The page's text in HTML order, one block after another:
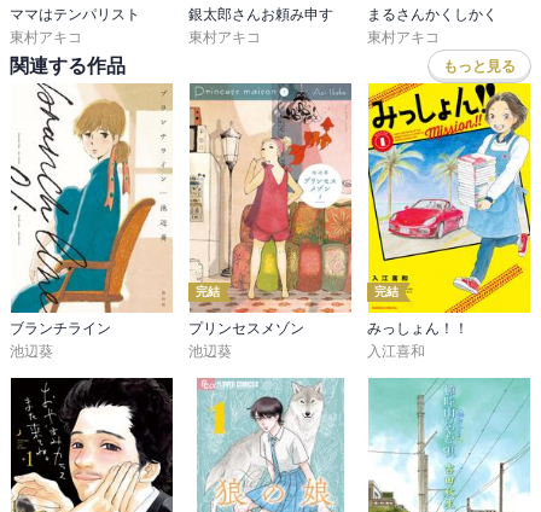
つか、
それで止めに行っちゃうのか早坂さんと倫子の仲を！
って、
８巻に続く。
リアルチックだったマンガが、
突然、
少女マンガに変わった瞬間がこの７巻です！
これでＫＥＹと倫子が結ばれるようになったらこのマンガも評価を
落とす。
リアルって、
こんなに劇的なストーリー在り得ない。
陳腐です！
おもしろかったタラレバが黄昏流星群ですよ。。。
残念すぎる。。。
結局ＫＥＹは倫子のただのストーカー疑惑！
ママはテンパリスト
東村アキコ
銀太郎さんお頼み申す
東村アキコ
まるさんかくしかく
東村アキコ
関連する作品 もっと見る
ブランチライン
池辺葵
完結
プリンセスメゾン
池辺葵
完結
みっしょん！！
入江喜和